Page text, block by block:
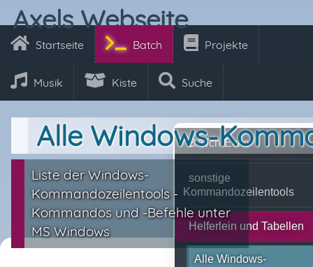
Axels Webseite
Startseite Batch Projekte
Musik Kiste Suche
BATch-Ecke
sonstige
Kommandozeilentools
Helferlein und Tabellen
Alle Windows-
Alle Windows-
Liste der Windows-
Kommandozeilentools -
Kommandos und -Befehle unter
MS Windows